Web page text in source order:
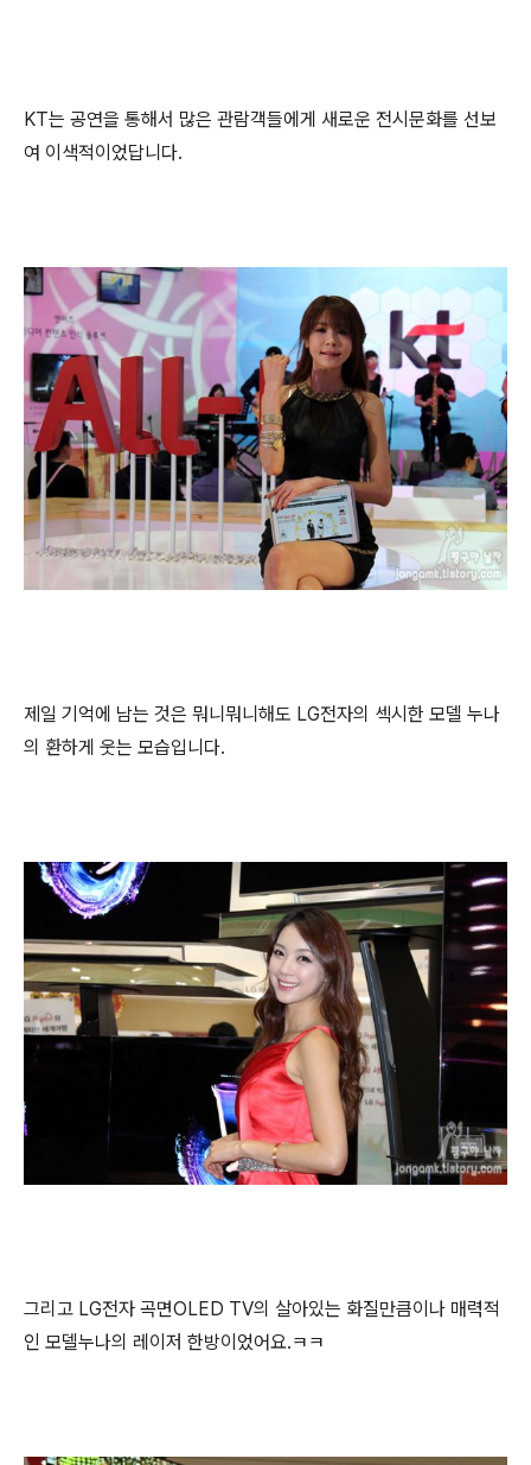
KT는 공연을 통해서 많은 관람객들에게 새로운 전시문화를 선보
여 이색적이었답니다.
제일 기억에 남는 것은 뭐니뭐니해도 LG전자의 섹시한 모델 누나
의 환하게 웃는 모습입니다.
그리고 LG전자 곡면OLED TV의 살아있는 화질만큼이나 매력적
인 모델누나의 레이저 한방이었어요.ㅋㅋ